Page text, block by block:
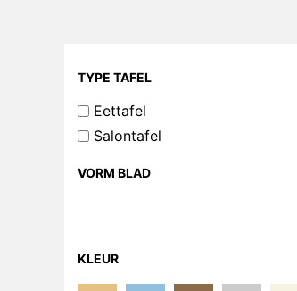
TYPE TAFEL
Eettafel
Salontafel
VORM BLAD
KLEUR